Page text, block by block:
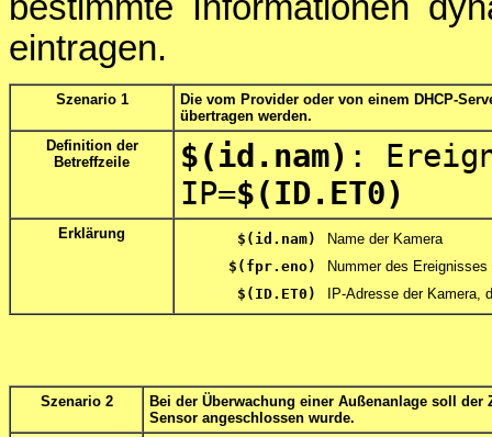
eintragen.
Szenario 1
Die vom Provider oder von einem DHCP-
übertragen werden.
Definition der
Betreffzeile
$(id.nam) :
IP=$(ID.ET0)
Erklärung $(id.nam)
Name der Kamera
$(fpr.eno)
Nummer des Ereignisses
$(ID.ET0)
IP-Adresse der Kamera,
Szenario 2
Bei der Überwachung einer Außenanlage soll
Sensor angeschlossen wurde.